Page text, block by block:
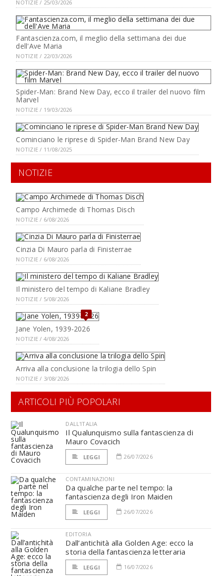
NOTIZIE / 25/03/2026
Fantascienza.com, il meglio della settimana dei due
dell'Ave Maria
NOTIZIE / 22/03/2026
Spider-Man: Brand New Day, ecco il trailer del nuovo film
Marvel
NOTIZIE / 19/03/2026
Cominciano le riprese di Spider-Man Brand New Day
NOTIZIE / 11/08/2025
NOTIZIE
Campo Archimede di Thomas Disch
NOTIZIE / 6/08/2026
Cinzia Di Mauro parla di Finisterrae
NOTIZIE / 6/08/2026
Il ministero del tempo di Kaliane Bradley
NOTIZIE / 5/08/2026
2
Jane Yolen, 1939-2026
NOTIZIE / 4/08/2026
Arriva alla conclusione la trilogia dello Spin
NOTIZIE / 3/08/2026
ARTICOLI PIÙ POPOLARI
DALL'ITALIA
Il Qualunquismo sulla fantascienza di
Mauro Covacich
LEGGI 26/07/2026
CONTAMINAZIONI
Da qualche parte nel tempo: la
fantascienza degli Iron Maiden
LEGGI 26/07/2026
EDITORIA
Dall’antichità alla Golden Age: ecco la
storia della fantascienza letteraria
LEGGI 16/07/2026